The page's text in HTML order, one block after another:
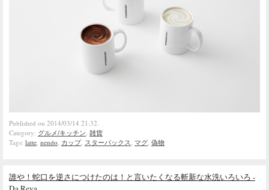
Published on 2014/03/14 21:32.
Category: グルメ/キッチン 雑貨
Tags: latte nendo カップ, スターバックス マグ 偽物
誰や！蛇口を逆さにつけたのは！と言いたくなる斬新な水洗いろいろ -